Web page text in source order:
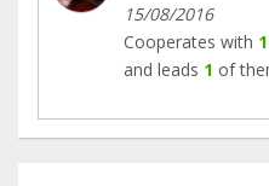
15/08/2016
Cooperates with 1
and leads 1 of